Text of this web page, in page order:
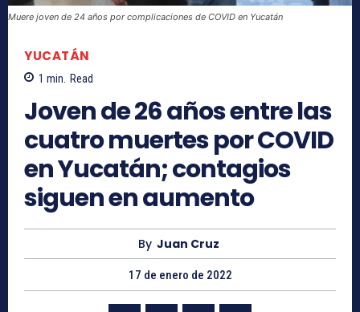
Muere joven de 24 años por complicaciones de COVID en Yucatán
YUCATÁN
1 min. Read
Joven de 26 años entre las
cuatro muertes por COVID
en Yucatán; contagios
siguen en aumento
By Juan Cruz
17 de enero de 2022